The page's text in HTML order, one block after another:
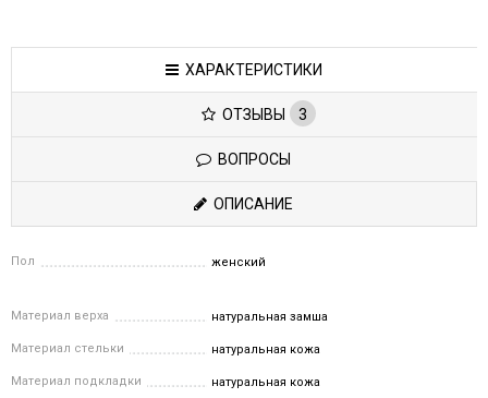
ХАРАКТЕРИСТИКИ
ОТЗЫВЫ 3
ВОПРОСЫ
ОПИСАНИЕ
Пол женский
Материал верха натуральная замша
Материал стельки натуральная кожа
Материал подкладки натуральная кожа